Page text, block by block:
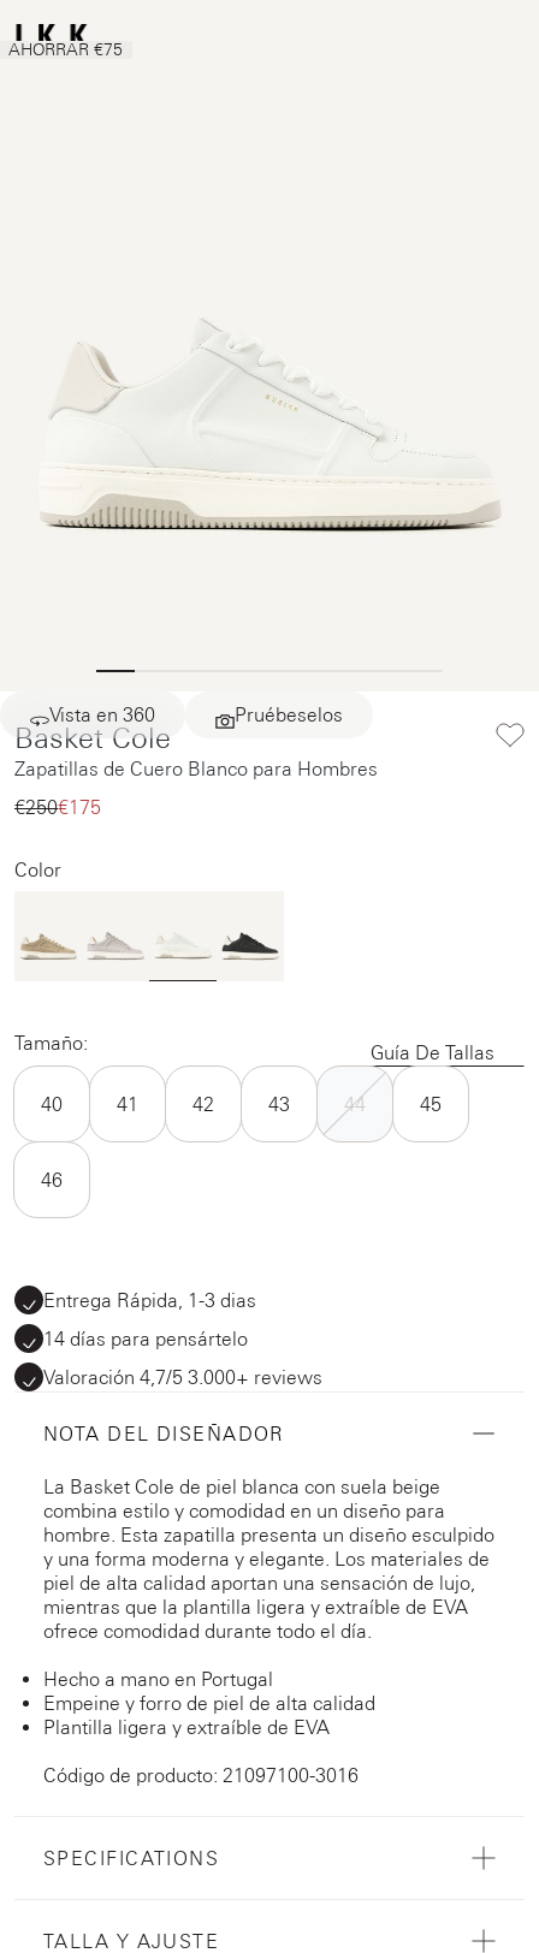
Vista en 360 Pruébeselos
AHORRAR €75
Basket Cole
Zapatillas de Cuero Blanco para Hombres
€250‌€175‌
Color
Tamaño: Guía De Tallas
40 41 42 43 44 45
46
Entrega Rápida, 1-3 dias
14 días para pensártelo
Valoración 4,7/5 3.000+ reviews
NOTA DEL DISEÑADOR
La Basket Cole de piel blanca con suela beige
combina estilo y comodidad en un diseño para
hombre. Esta zapatilla presenta un diseño esculpido
y una forma moderna y elegante. Los materiales de
piel de alta calidad aportan una sensación de lujo,
mientras que la plantilla ligera y extraíble de EVA
ofrece comodidad durante todo el día.
Hecho a mano en Portugal
Empeine y forro de piel de alta calidad
Plantilla ligera y extraíble de EVA
Código de producto: 21097100-3016
SPECIFICATIONS
TALLA Y AJUSTE